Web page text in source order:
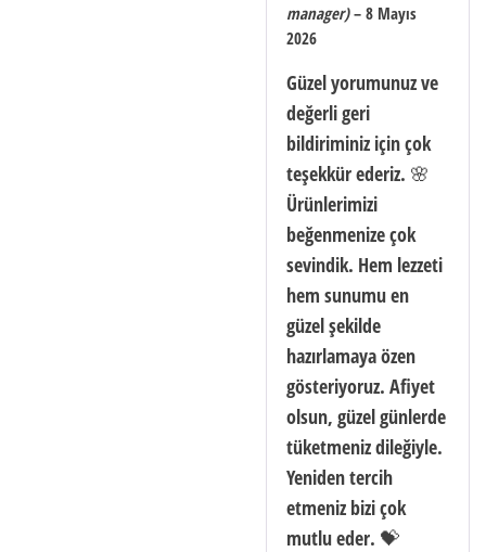
manager) – 8 Mayıs
2026
Güzel yorumunuz ve
değerli geri
bildiriminiz için çok
teşekkür ederiz. 🌸
Ürünlerimizi
beğenmenize çok
sevindik. Hem lezzeti
hem sunumu en
güzel şekilde
hazırlamaya özen
gösteriyoruz. Afiyet
olsun, güzel günlerde
tüketmeniz dileğiyle.
Yeniden tercih
etmeniz bizi çok
mutlu eder. 💝